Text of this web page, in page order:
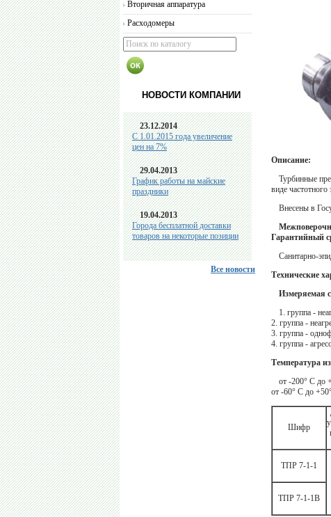
Вторичная аппаратура
Расходомеры
НОВОСТИ КОМПАНИИ
23.12.2014
C 1.01.2015 года увеличение
цен на 7%
29.04.2013
График работы на майские
праздники
19.04.2013
Города бесплатной доставки
товаров на некоторые позиции
Все новости
Описание:
Турбинные
виде
Внесены в
Гарантийный
Санитарно-
Технические
Измеряемая
1. группа -
2. группа -
3. группа -
4. группа -
Температура
от -200° С до
от -60° С до
Шифр
ТПР 7-1-1
ТПР 7-1-1В